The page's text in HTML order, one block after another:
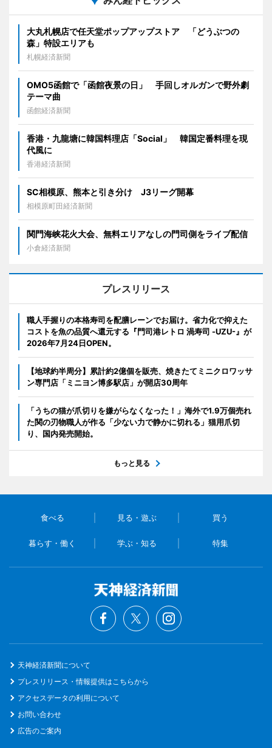
大丸札幌店で任天堂ポップアップストア 「どうぶつの
森」特設エリアも
札幌経済新聞
OMO5函館で「函館夜景の日」 手回しオルガンで野外劇
テーマ曲
函館経済新聞
香港・九龍塘に韓国料理店「Social」 韓国定番料理を現
代風に
香港経済新聞
SC相模原、熊本と引き分け J3リーグ開幕
相模原町田経済新聞
関門海峡花火大会、無料エリアなしの門司側をライブ配信
小倉経済新聞
プレスリリース
職人手握りの本格寿司を配膳レーンでお届け。省力化で抑えた
コストを魚の品質へ還元する『門司港レトロ 渦寿司 -UZU-』が
2026年7月24日OPEN。
【地球約半周分】累計約2億個を販売、焼きたてミニクロワッサ
ン専門店「ミニヨン博多駅店」が開店30周年
「うちの猫が爪切りを嫌がらなくなった！」海外で1.9万個売れ
た関の刃物職人が作る「少ない力で静かに切れる」猫用爪切
り、国内発売開始。
もっと見る
食べる 見る・遊ぶ 買う
暮らす・働く 学ぶ・知る 特集
天神経済新聞について
プレスリリース・情報提供はこちらから
アクセスデータの利用について
お問い合わせ
広告のご案内